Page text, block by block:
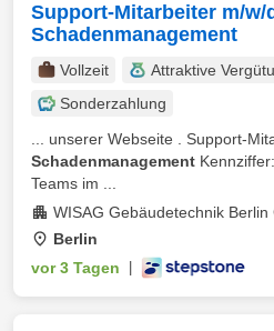
Support-Mitarbeiter m/w/
Schadenmanagement
Vollzeit Attraktive
Sonderzahlung
... unserer Webseite . Support-
Schadenmanagement
Teams im ...
WISAG Gebäudetechnik Berlin
Berlin
vor 3 Tagen